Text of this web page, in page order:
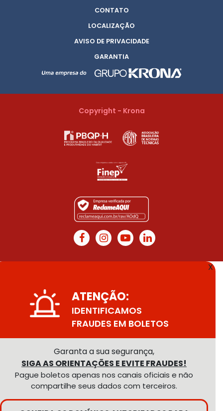
CONTATO
LOCALIZAÇÃO
AVISO DE PRIVACIDADE
GARANTIA
Copyright - Krona
X
ATENÇÃO:
IDENTIFICAMOS
FRAUDES EM BOLETOS
Garanta a sua segurança,
SIGA AS ORIENTAÇÕES E EVITE FRAUDES!
Pague boletos apenas nos canais oficiais e não
compartilhe seus dados com terceiros.